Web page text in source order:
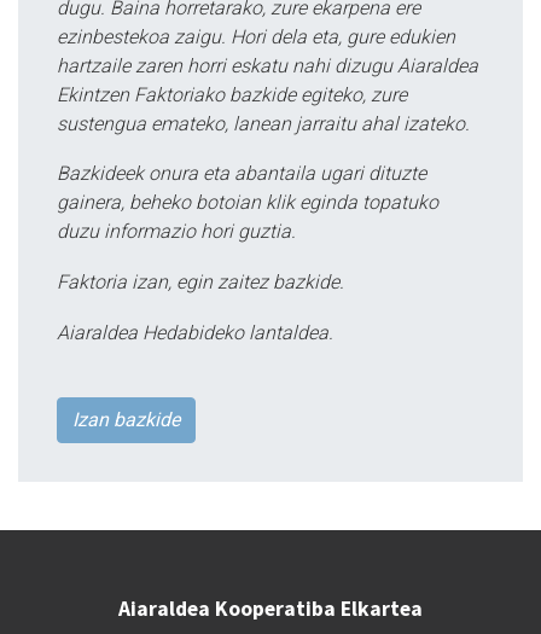
dugu. Baina horretarako, zure ekarpena ere
ezinbestekoa zaigu. Hori dela eta, gure edukien
hartzaile zaren horri eskatu nahi dizugu Aiaraldea
Ekintzen Faktoriako bazkide egiteko, zure
sustengua emateko, lanean jarraitu ahal izateko.
Bazkideek onura eta abantaila ugari dituzte
gainera, beheko botoian klik eginda topatuko
duzu informazio hori guztia.
Faktoria izan, egin zaitez bazkide.
Aiaraldea Hedabideko lantaldea.
Izan bazkide
Aiaraldea Kooperatiba Elkartea